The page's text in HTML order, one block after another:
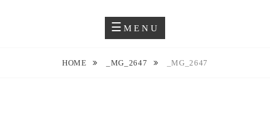
JUSTYNA EWA GROCHOWSKA
MENU
HOME _MG_2647 _MG_2647